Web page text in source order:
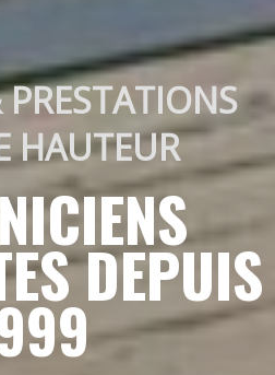
HAUTEUR
DEPUIS